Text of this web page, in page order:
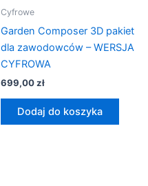
Cyfrowe
Garden Composer 3D pakiet
dla zawodowców – WERSJA
CYFROWA
699,00zł
Dodaj do koszyka